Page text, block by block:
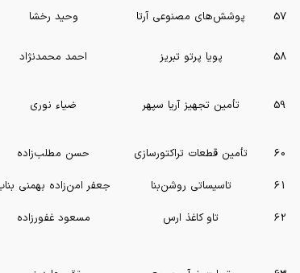
57 پوشش‌های مصنوعی آرتا وحید رخشا
58 پویا پرتو تبریز احمد محمدنژاد
59 تأمین تجهیز آریا سپهر ضیاء نوری
60 تأمین قطعات تراکتورسازی حسن مطلب‌زاده
61
تاسیساتی روشن‌بنا جعفر امن‌زاده بهمنی
62
تاو کاغذ ارس مسعود غفورزاده